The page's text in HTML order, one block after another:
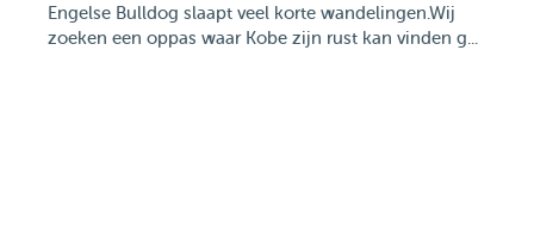
Engelse Bulldog slaapt veel korte wandelingen.Wij
zoeken een oppas waar Kobe zijn rust kan vinden g...